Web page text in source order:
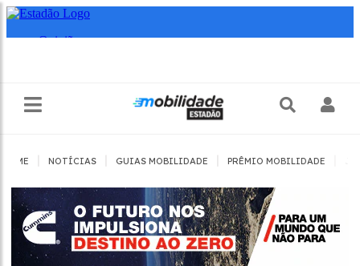
HOME NOTÍCIAS GUIAS MOBILIDADE PRÊMIO MOBILIDADE